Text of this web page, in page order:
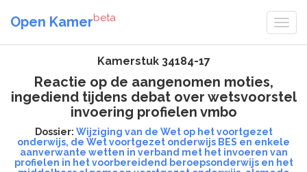
Open Kamerbeta
Kamerstuk 34184-17
Reactie op de aangenomen moties,
ingediend tijdens debat over wetsvoorstel
invoering profielen vmbo
Dossier: Wijziging van de Wet op het voortgezet
onderwijs, de Wet voortgezet onderwijs BES en enkele
aanverwante wetten in verband met het invoeren van
profielen in het voorbereidend beroepsonderwijs en het